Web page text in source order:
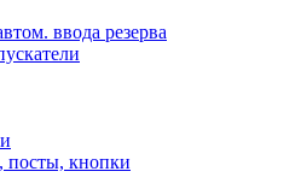
ввода резерва
посты, кнопки